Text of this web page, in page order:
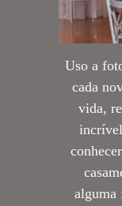
Uso a
cada
vida,
alguma